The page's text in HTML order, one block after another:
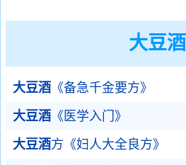
大豆酒
大豆酒 《备急千金要方》
大豆酒 《医学入门》
大豆酒方《妇人大全良方》